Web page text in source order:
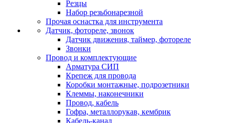
Резцы
Набор резьбонарезной
Прочая оснастка для инструмента
Датчик, фотореле, звонок
Датчик движения, таймер, фотореле
Звонки
Провод и комплектующие
Арматура СИП
Крепеж для провода
Коробки монтажные, подрозетники
Клеммы, наконечники
Провод, кабель
Гофра, металлорукав, кембрик
Кабель-канал